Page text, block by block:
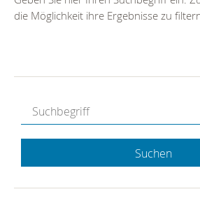
die Möglichkeit ihre Ergebnisse zu
Suchen